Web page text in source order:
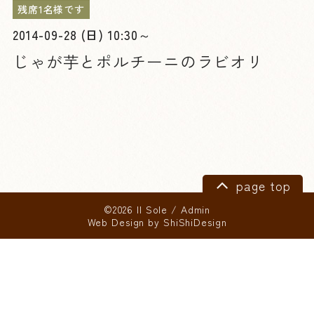
残席1名様です
2014-09-28 (日) 10:30～
じゃが芋とポルチーニのラビオリ
page top
©2026 Il Sole / Admin
Web Design by ShiShiDesign